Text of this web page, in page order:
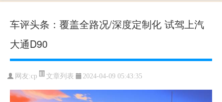
车评头条：覆盖全路况/深度定制化 试驾上汽
大通D90
网友:cp 文章列表 2024-04-09 05:43:35